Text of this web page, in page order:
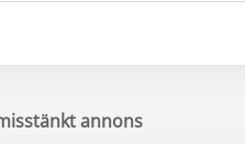
annons